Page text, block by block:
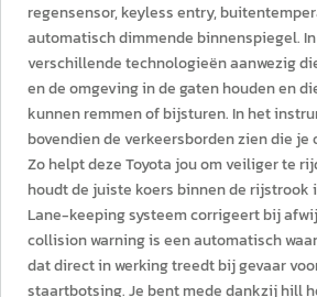
regensensor, keyless entry,
automatisch dimmende binnenspiegel.
verschillende technologieën aanwezig
en de omgeving in de gaten houden en
kunnen remmen of bijsturen. In het
bovendien de verkeersborden zien die je
Zo helpt deze Toyota jou om veiliger te
houdt de juiste koers binnen de rijstrook
Lane-keeping systeem corrigeert bij
collision warning is een automatisch
dat direct in werking treedt bij gevaar
staartbotsing. Je bent mede dankzij hill